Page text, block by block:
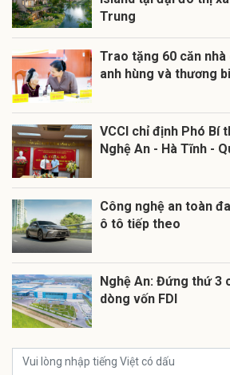
Trung
Trao tặng 60 căn nhà
anh hùng và thương
VCCI chỉ định Phó Bí
Nghệ An - Hà Tĩnh -
Công nghệ an toàn
ô tô tiếp theo
Nghệ An: Đứng thứ 3
dòng vốn FDI